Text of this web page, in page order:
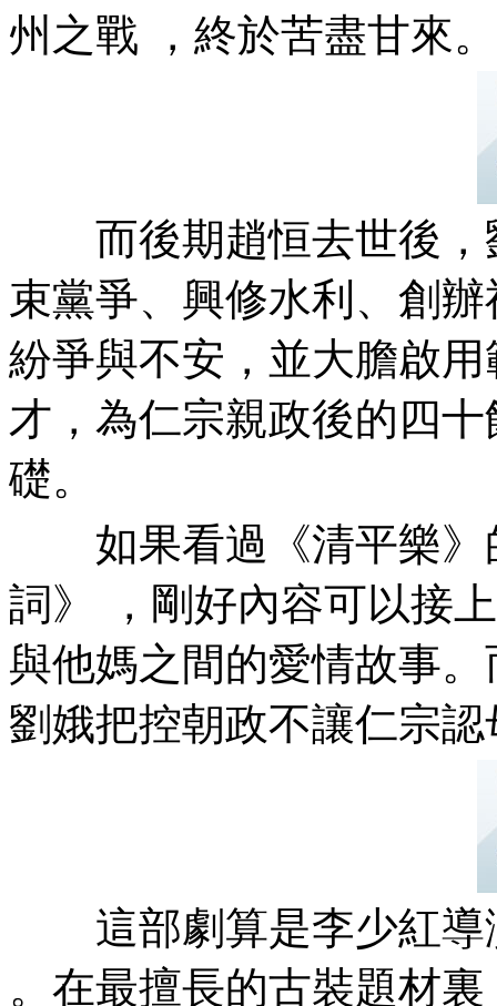
州之戰 ，終於苦盡甘來。
而後期趙恒去世後，
束黨爭 、興修水利、創
紛爭與不安，並大膽啟
才，為仁宗親政後的四
礎。
如果看過《清平樂》
詞》  ，剛好內容可以接
與他媽之間的愛情故事
劉娥把控朝政不讓仁宗認
這部劇算是李少紅導演
。在最擅長的古裝題材裏